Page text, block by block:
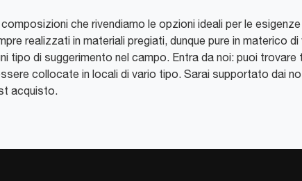
che rivendiamo le opzioni ideali per le
realizzati in materiali pregiati, dunque pure in materico
tipo di suggerimento nel campo. Entra da noi: puoi
collocate in locali di vario tipo. Sarai supportato dai
acquisto.